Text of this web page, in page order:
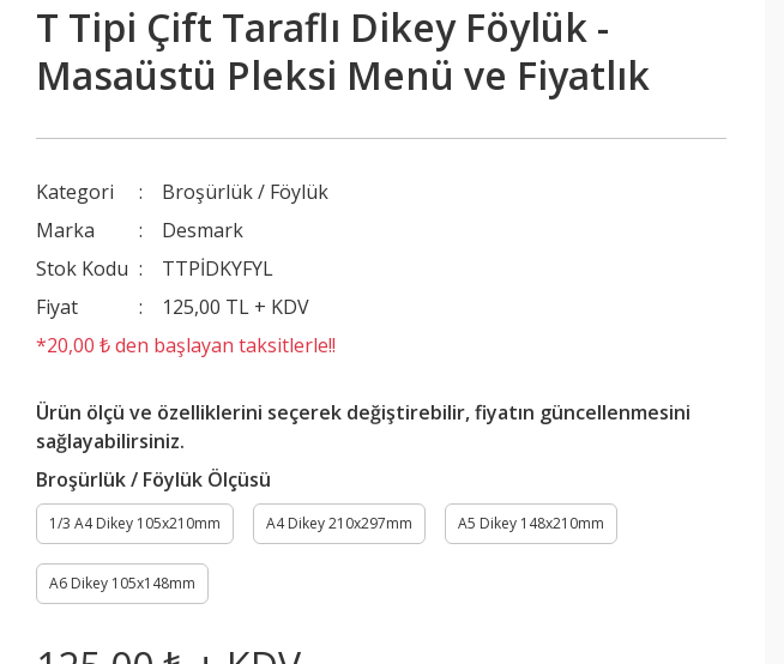
T Tipi Çift Taraflı Dikey Föylük -
Masaüstü Pleksi Menü ve Fiyatlık
Kategori
Broşürlük / Föylük
Marka
Desmark
Stok Kodu
TTPİDKYFYL
Fiyat
125,00 TL + KDV
*20,00 ₺ den başlayan taksitlerle!!
Ürün ölçü ve özelliklerini seçerek değiştirebilir, fiyatın güncellenmesini
sağlayabilirsiniz.
Broşürlük / Föylük Ölçüsü
1/3 A4 Dikey 105x210mm A4 Dikey 210x297mm A5 Dikey 148x210mm
A6 Dikey 105x148mm